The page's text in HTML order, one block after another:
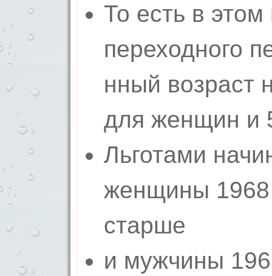
То есть в этом
переходного
нный возраст
для же­нщин и
Льготами
женщины 1968
старше
и мужчины